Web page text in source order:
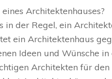
Architektenhauses?
der Regel, ein
ein Architektenhaus
Ideen und Wünsche
Architekten für den